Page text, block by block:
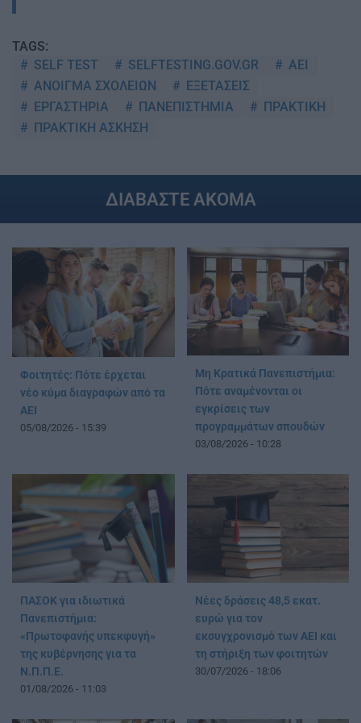
TAGS:
SELF TEST
SELFTESTING.GOV.GR
ΑΕΙ
ΑΝΟΙΓΜΑ ΣΧΟΛΕΙΩΝ
ΕΞΕΤΑΣΕΙΣ
ΕΡΓΑΣΤΗΡΙΑ
ΠΑΝΕΠΙΣΤΗΜΙΑ
ΠΡΑΚΤΙΚΗ
ΠΡΑΚΤΙΚΗ ΑΣΚΗΣΗ
ΔΙΑΒΑΣΤΕ ΑΚΟΜΑ
Φοιτητές: Πότε έρχεται
νέο κύμα διαγραφών από τα
ΑΕΙ
05/08/2026 - 15:39
Μη Κρατικά Πανεπιστήμια:
Πότε αναμένονται οι
εγκρίσεις των
προγραμμάτων σπουδών
03/08/2026 - 10:28
ΠΑΣΟΚ για ιδιωτικά
Πανεπιστήμια:
«Πρωτοφανής υπεκφυγή»
της κυβέρνησης για τα
Ν.Π.Π.Ε.
01/08/2026 - 11:03
Νέες δράσεις 48,5 εκατ.
ευρώ για τον
εκσυγχρονισμό των ΑΕΙ και
τη στήριξη των φοιτητών
30/07/2026 - 18:06